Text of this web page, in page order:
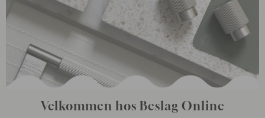
Velkommen hos Beslag Online